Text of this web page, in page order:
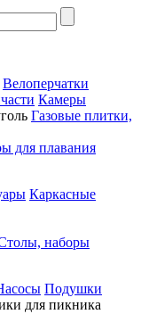
Велоперчатки
Камеры
Газовые плитки,
для плавания
Каркасные
наборы
Подушки
для пикника